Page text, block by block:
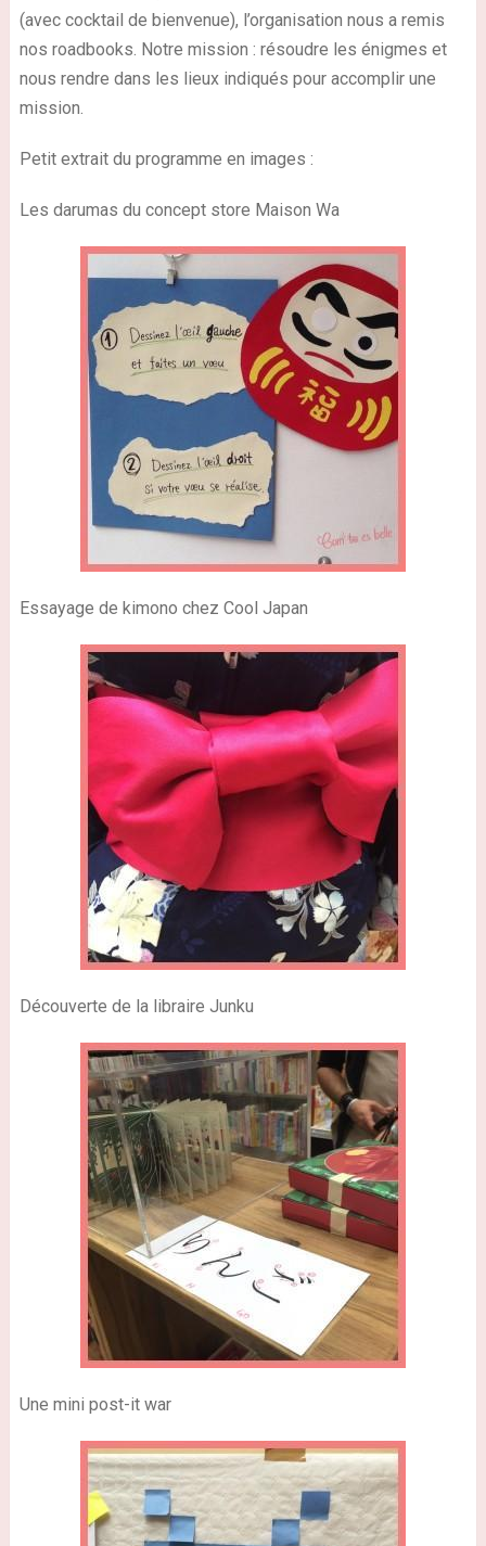
(avec cocktail de bienvenue), l’organisation nous a remis
nos roadbooks. Notre mission : résoudre les énigmes et
nous rendre dans les lieux indiqués pour accomplir une
mission.
Petit extrait du programme en images :
Les darumas du concept store Maison Wa
Essayage de kimono chez Cool Japan
Découverte de la libraire Junku
Une mini post-it war